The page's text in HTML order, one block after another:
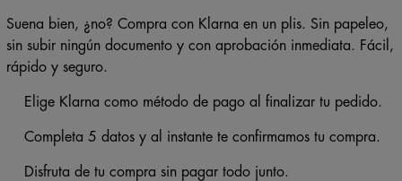
Suena bien, ¿no? Compra con Klarna en un plis. Sin papeleo,
sin subir ningún documento y con aprobación inmediata. Fácil,
rápido y seguro.
Elige Klarna como método de pago al finalizar tu pedido.
Completa 5 datos y al instante te confirmamos tu compra.
Disfruta de tu compra sin pagar todo junto.